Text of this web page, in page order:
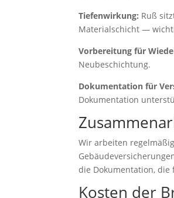
Tiefenwirkung: Ruß
Materialschicht —
Vorbereitung für
Neubeschichtung.
Dokumentation für
Dokumentation
Wir arbeiten
die Dokumentation,
Kosten der